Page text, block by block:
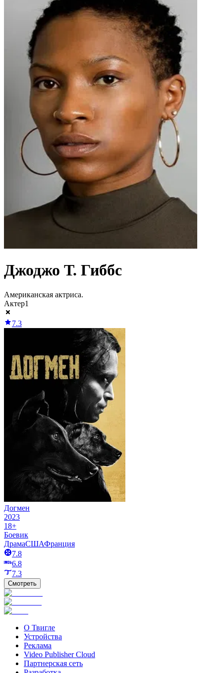
Джоджо Т. Гиббс
Американская актриса.
Актер1
7.3
Догмен
2023
18+
Боевик
ДрамаСШАФранция
7.8
6.8
7.3
Смотреть
О Твигле
Устройства
Реклама
Video Publisher Cloud
Партнерская сеть